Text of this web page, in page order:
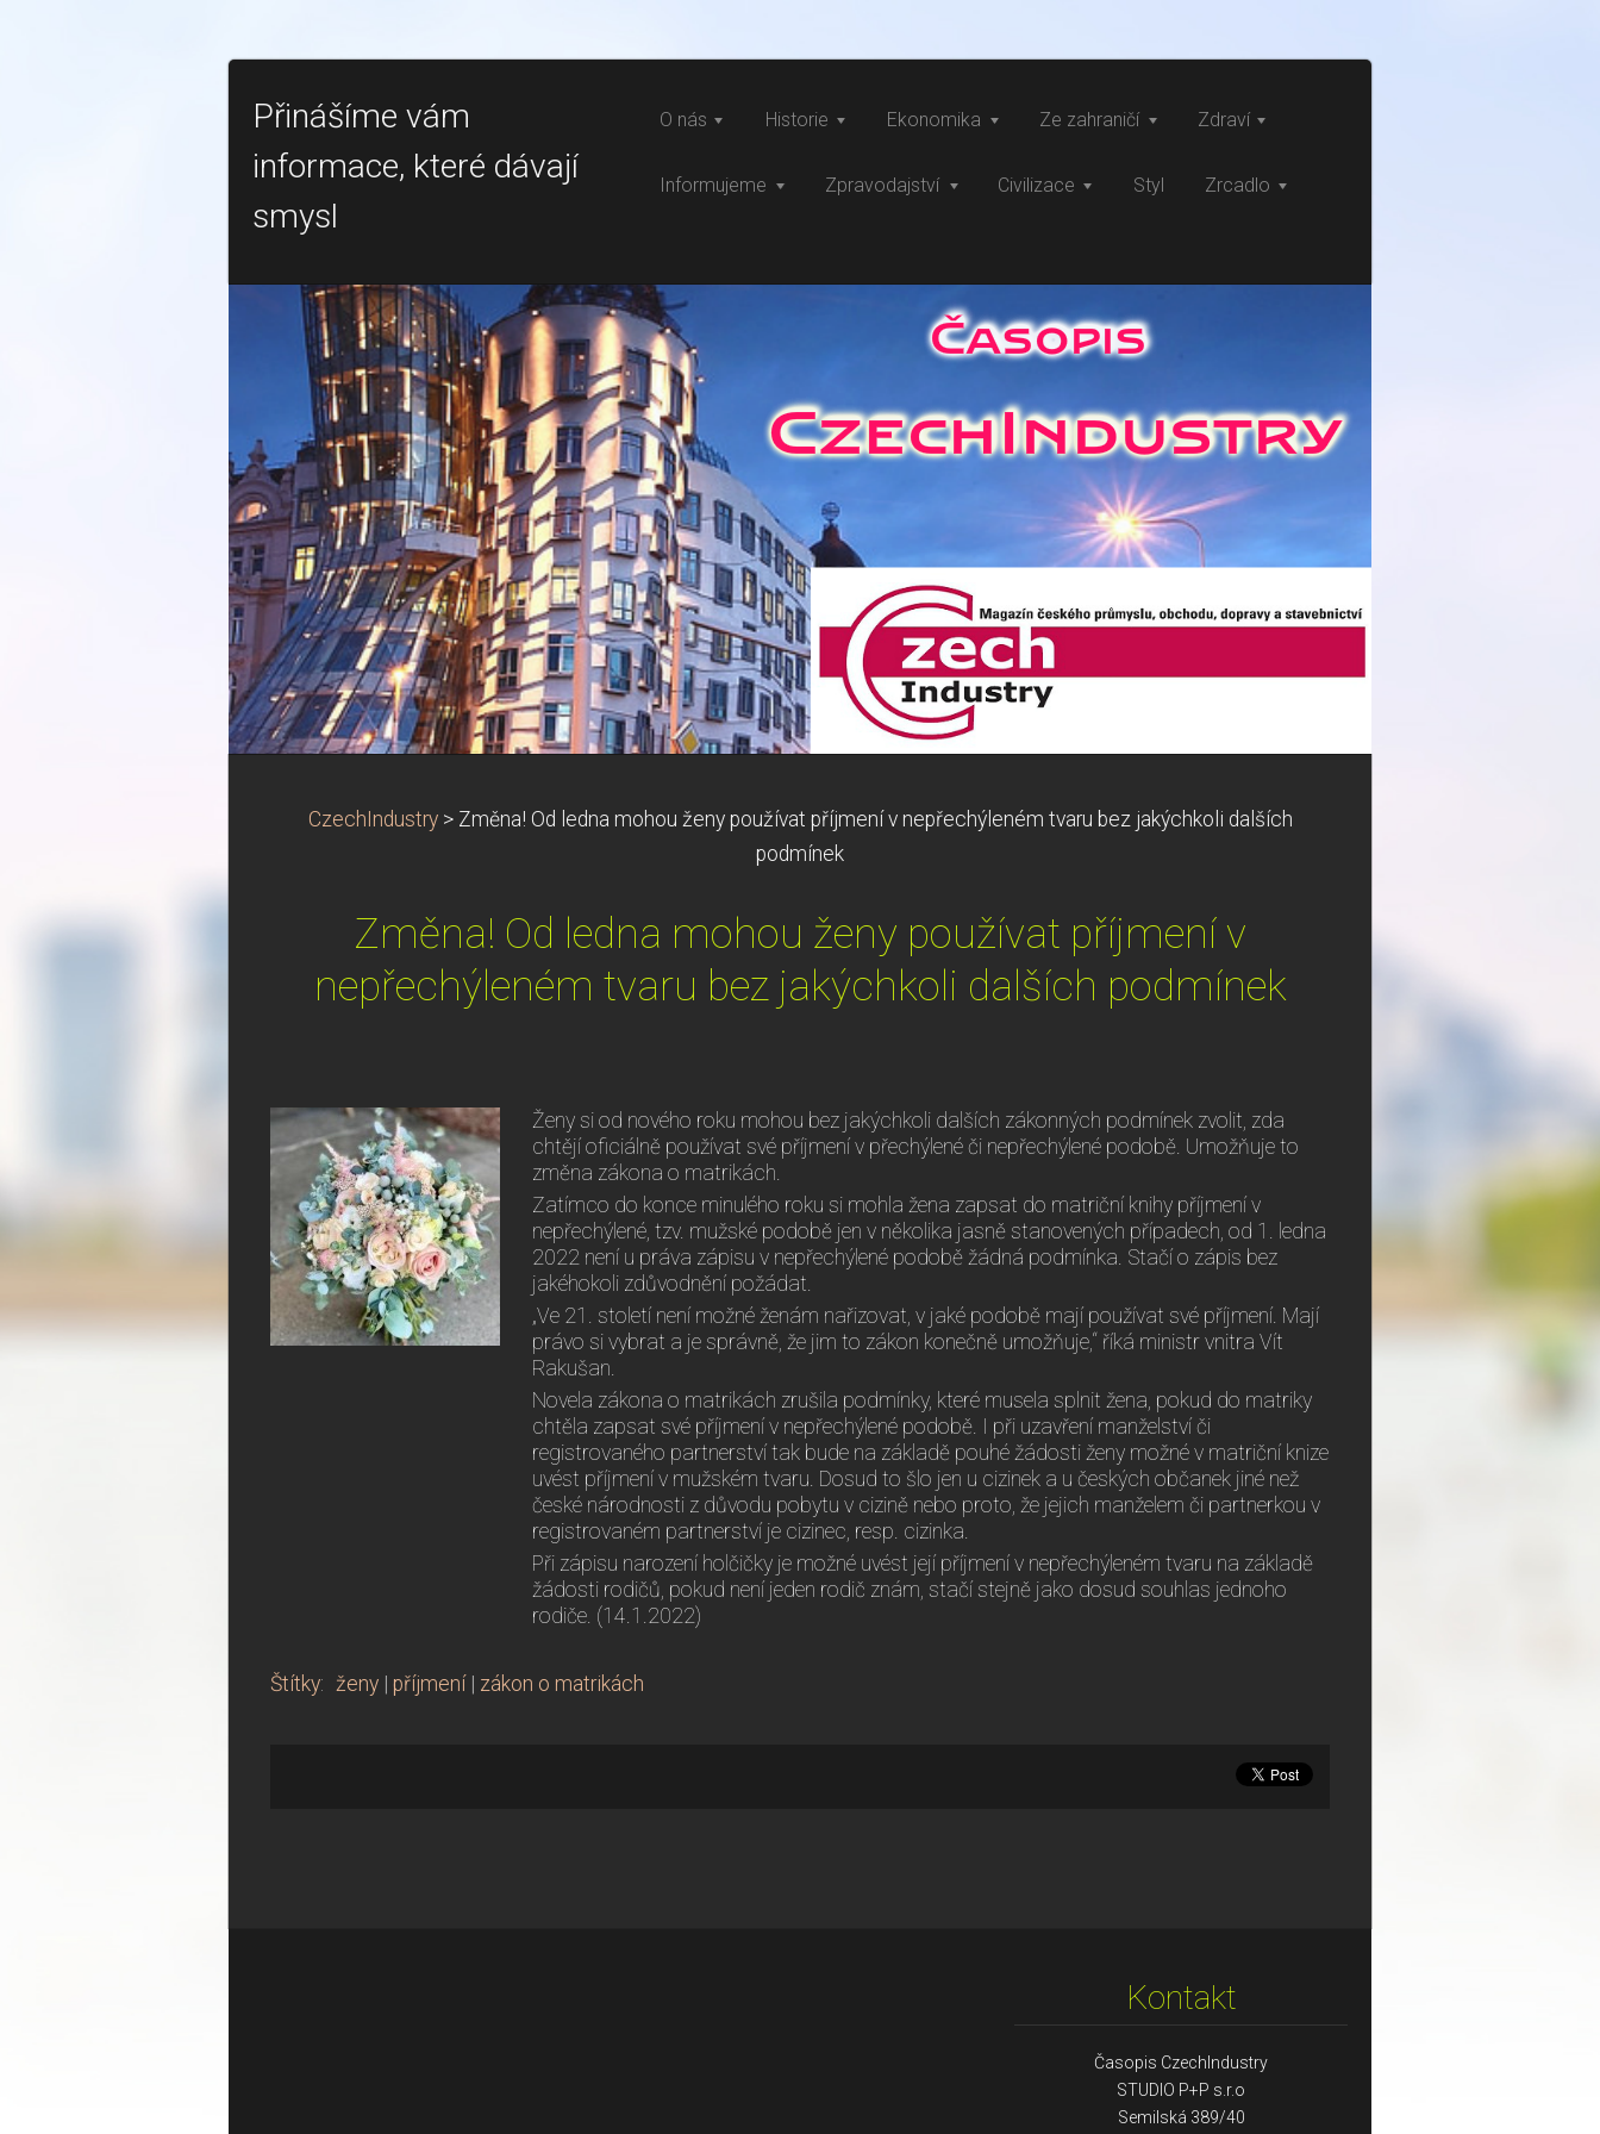
Přinášíme vám
informace, které dávají
smysl
O nás Historie Ekonomika Ze zahraničí Zdraví
Informujeme Zpravodajství Civilizace Styl Zrcadlo
CzechIndustry > Změna! Od ledna mohou ženy používat příjmení v nepřechýleném tvaru bez jakýchkoli dalších
podmínek
Změna! Od ledna mohou ženy používat příjmení v
nepřechýleném tvaru bez jakýchkoli dalších podmínek
Ženy si od nového roku mohou bez jakýchkoli dalších zákonných podmínek zvolit, zda
chtějí oficiálně používat své příjmení v přechýlené či nepřechýlené podobě. Umožňuje to
změna zákona o matrikách.
Zatímco do konce minulého roku si mohla žena zapsat do matriční knihy příjmení v
nepřechýlené, tzv. mužské podobě jen v několika jasně stanovených případech, od 1. ledna
2022 není u práva zápisu v nepřechýlené podobě žádná podmínka. Stačí o zápis bez
jakéhokoli zdůvodnění požádat.
„Ve 21. století není možné ženám nařizovat, v jaké podobě mají používat své příjmení. Mají
právo si vybrat a je správně, že jim to zákon konečně umožňuje,“ říká ministr vnitra Vít
Rakušan.
Novela zákona o matrikách zrušila podmínky, které musela splnit žena, pokud do matriky
chtěla zapsat své příjmení v nepřechýlené podobě. I při uzavření manželství či
registrovaného partnerství tak bude na základě pouhé žádosti ženy možné v matriční knize
uvést příjmení v mužském tvaru. Dosud to šlo jen u cizinek a u českých občanek jiné než
české národnosti z důvodu pobytu v cizině nebo proto, že jejich manželem či partnerkou v
registrovaném partnerství je cizinec, resp. cizinka.
Při zápisu narození holčičky je možné uvést její příjmení v nepřechýleném tvaru na základě
žádosti rodičů, pokud není jeden rodič znám, stačí stejně jako dosud souhlas jednoho
rodiče. (14.1.2022)
Štítky: ženy příjmení zákon o matrikách
Kontakt
Časopis CzechIndustry
STUDIO P+P s.r.o
Semilská 389/40